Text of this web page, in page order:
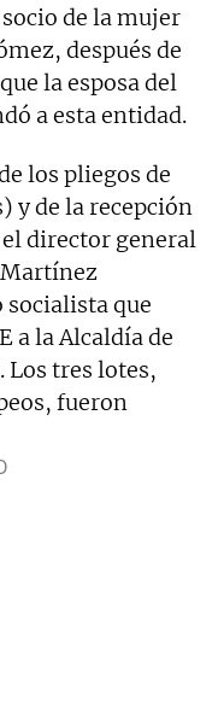
socio de la mujer
después de
la esposa del
a esta entidad.
los pliegos de
y de la recepción
el director general
Martínez
socialista que
a la Alcaldía de
Los tres lotes,
fueron